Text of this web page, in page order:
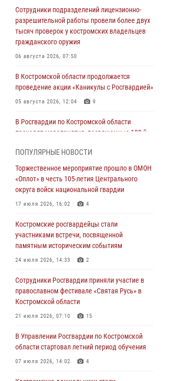
Сотрудники подразделений лицензионно-
разрешительной работы провели более двух
тысяч проверок у костромских владельцев
гражданского оружия
06 августа 2026, 07:50
В Костромской области продолжается
проведение акции «Каникулы с Росгвардией»
05 августа 2026, 12:04 9
В Росгвардии по Костромской области
проходят мероприятия, посвященные 108-й
Ивана Кирилловича Яковлева
04 августа 2026, 11:35
Состоялась рабочая встреча директора
Росгвардии Героя России генерала армии
полномочного представителя Президента
Российской Федерации в Северо-Кавказском
федеральном округе Виталием Кузнецовым
31 июля 2026, 07:08 4
Росгвардейцы знакомят костромичей со
службой в ведомстве
31 июля 2026, 06:48
участниками уроков безопасности,
организованных военнослужащими и
ПОПУЛЯРНЫЕ НОВОСТИ
Торжественное мероприятие прошло в ОМОН
«Оплот» в честь 105-летия Центрального
округа войск национальной гвардии
17 июля 2026, 16:02 4
Костромские росгвардейцы стали
участниками встречи, посвященной
памятным историческим событиям
24 июля 2026, 14:33 2
Сотрудники Росгвардии приняли участие в
православном фестивале «Святая Русь» в
Костромской области
21 июля 2026, 07:10 15
В Управлении Росгвардии по Костромской
области стартовал летний период обучения
07 июля 2026, 14:02 4